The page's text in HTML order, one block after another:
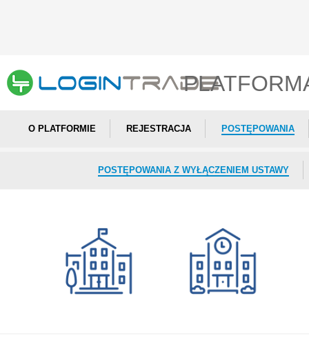
O PLATFORMIE REJESTRACJA POSTĘPOWANIA
POSTĘPOWANIA Z WYŁĄCZENIEM USTAWY